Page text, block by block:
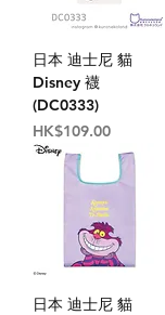
日本 迪士尼 貓
Disney 襪
(DC0333)
價格
HK$109.00
日本 迪士尼 貓